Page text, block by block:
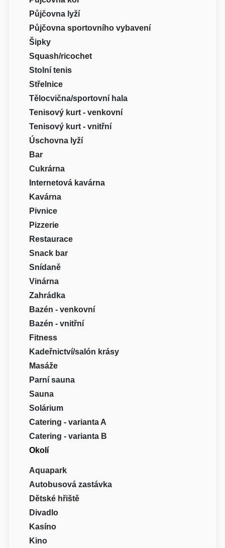
Půjčovna lyží
Půjčovna sportovního vybavení
Šipky
Squash/ricochet
Stolní tenis
Střelnice
Tělocvična/sportovní hala
Tenisový kurt - venkovní
Tenisový kurt - vnitřní
Úschovna lyží
Bar
Cukrárna
Internetová kavárna
Kavárna
Pivnice
Pizzerie
Restaurace
Snack bar
Snídaně
Vinárna
Zahrádka
Bazén - venkovní
Bazén - vnitřní
Fitness
Kadeřnictví/salón krásy
Masáže
Parní sauna
Sauna
Solárium
Catering - varianta A
Catering - varianta B
Okolí
Aquapark
Autobusová zastávka
Dětské hřiště
Divadlo
Kasíno
Kino